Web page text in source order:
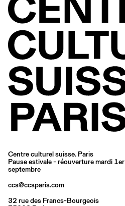
Centre culturel suisse. Paris
Pause estivale - réouverture mardi 1er
septembre
ccs@ccsparis.com
32 rue des Francs-Bourgeois